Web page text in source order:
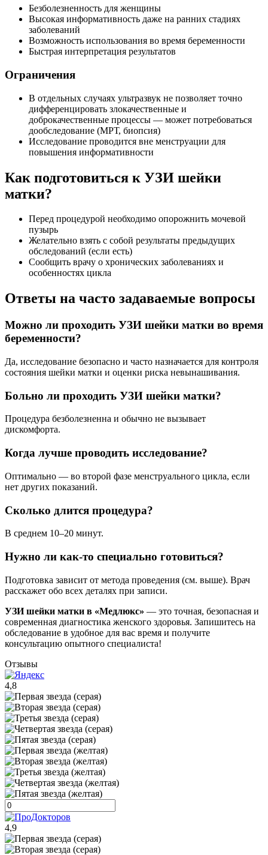
Безболезненность для женщины
Высокая информативность даже на ранних стадиях
заболеваний
Возможность использования во время беременности
Быстрая интерпретация результатов
Ограничения
В отдельных случаях ультразвук не позволяет точно
дифференцировать злокачественные и
доброкачественные процессы — может потребоваться
дообследование (МРТ, биопсия)
Исследование проводится вне менструации для
повышения информативности
Как подготовиться к УЗИ шейки
матки?
Перед процедурой необходимо опорожнить мочевой
пузырь
Желательно взять с собой результаты предыдущих
обследований (если есть)
Сообщить врачу о хронических заболеваниях и
особенностях цикла
Ответы на часто задаваемые вопросы
Можно ли проходить УЗИ шейки матки во время
беременности?
Да, исследование безопасно и часто назначается для контроля
состояния шейки матки и оценки риска невынашивания.
Больно ли проходить УЗИ шейки матки?
Процедура безболезненна и обычно не вызывает
дискомфорта.
Когда лучше проводить исследование?
Оптимально — во второй фазе менструального цикла, если
нет других показаний.
Сколько длится процедура?
В среднем 10–20 минут.
Нужно ли как-то специально готовиться?
Подготовка зависит от метода проведения (см. выше). Врач
расскажет обо всех деталях при записи.
УЗИ шейки матки в «Медлюкс» — это точная, безопасная и
современная диагностика женского здоровья. Запишитесь на
обследование в удобное для вас время и получите
консультацию опытного специалиста!
Отзывы
4,8
4,9